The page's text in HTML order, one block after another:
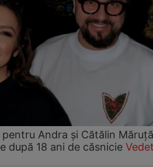
Andra și Cătălin
după 18 ani de căsnicie